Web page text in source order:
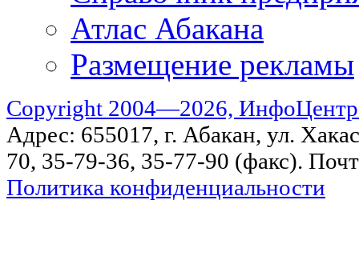
Атлас Абакана
Размещение рекламы
Copyright 2004—2026,
Адрес: 655017, г. Абакан, ул.
70, 35-79-36, 35-77-90 (факс).
Политика конфиденциальности